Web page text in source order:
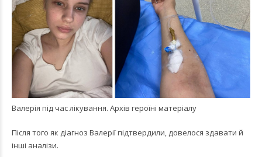
Валерія під час лікування. Архів героїні матеріалу
Після того як діагноз Валерії підтвердили, довелося здавати й
інші аналізи.